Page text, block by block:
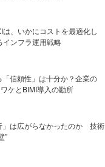
、いかにコストを最適化し
インフラ運用戦略
信頼性」は十分か？企業の
ケとBIMI導入の勘所
」は広がらなかったのか 技術
”